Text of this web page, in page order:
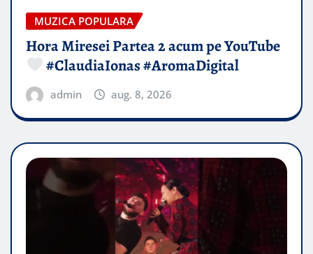
MUZICA POPULARA
Hora Miresei Partea 2 acum pe YouTube
#ClaudiaIonas #AromaDigital
admin aug. 8, 2026